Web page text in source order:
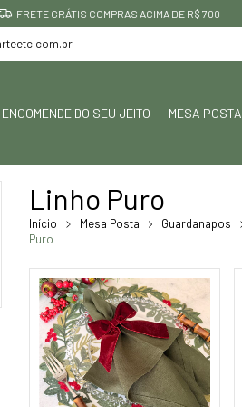
FRETE GRÁTIS COMPRAS ACIMA DE R$ 700
ENCOMENDE DO SEU JEITO MESA POSTA
Linho Puro
Início Mesa Posta Guardanapos
Puro